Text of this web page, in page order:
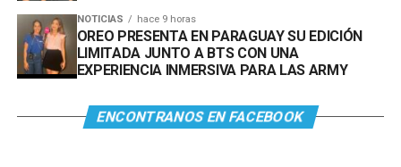
NOTICIAS hace 9 horas
OREO PRESENTA EN PARAGUAY SU EDICIÓN
LIMITADA JUNTO A BTS CON UNA
EXPERIENCIA INMERSIVA PARA LAS ARMY
ENCONTRANOS EN FACEBOOK